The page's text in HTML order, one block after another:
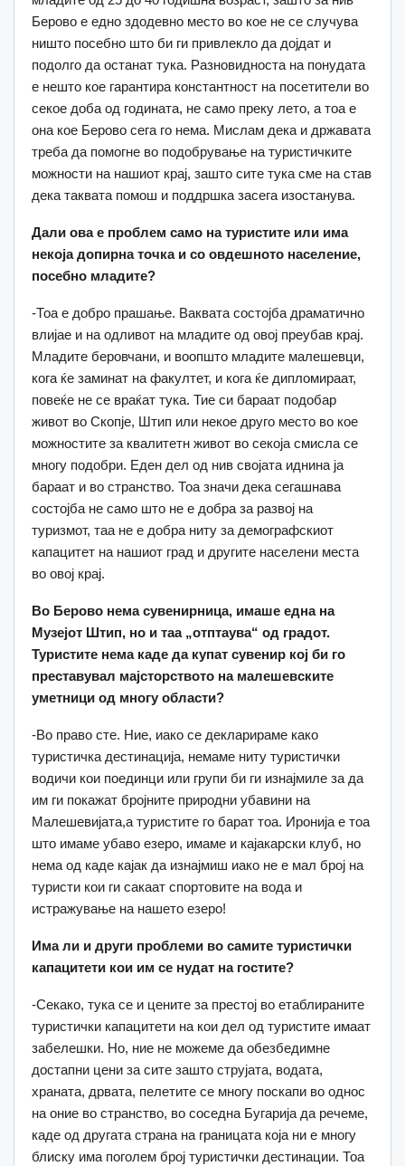
Берово е едно здодевно место во кое не се случува
ништо посебно што би ги привлекло да дојдат и
подолго да останат тука. Разновидноста на понудата
е нешто кое гарантира константност на посетители во
секое доба од годината, не само преку лето, а тоа е
она кое Берово сега го нема. Мислам дека и државата
треба да помогне во подобрување на туристичките
можности на нашиот крај, зашто сите тука сме на став
дека таквата помош и поддршка засега изостанува.
Дали ова е проблем само на туристите или има
некоја допирна точка и со овдешното население,
посебно младите?
-Тоа е добро прашање. Ваквата состојба драматично
влијае и на одливот на младите од овој преубав крај.
Младите беровчани, и воопшто младите малешевци,
кога ќе заминат на факултет, и кога ќе дипломираат,
повеќе не се враќат тука. Тие си бараат подобар
живот во Скопје, Штип или некое друго место во кое
можностите за квалитетн живот во секоја смисла се
многу подобри. Еден дел од нив својата иднина ја
бараат и во странство. Тоа значи дека сегашнава
состојба не само што не е добра за развој на
туризмот, таа не е добра ниту за демографскиот
капацитет на нашиот град и другите населени места
во овој крај.
Во Берово нема сувенирница, имаше една на
Музејот Штип, но и таа „отптаува“ од градот.
Туристите нема каде да купат сувенир кој би го
преставувал мајсторството на малешевските
уметници од многу области?
-Во право сте. Ние, иако се декларираме како
туристичка дестинација, немаме ниту туристички
водичи кои поединци или групи би ги изнајмиле за да
им ги покажат бројните природни убавини на
Малешевијата,а туристите го барат тоа. Иронија е тоа
што имаме убаво езеро, имаме и кајакарски клуб, но
нема од каде кајак да изнајмиш иако не е мал број на
туристи кои ги сакаат спортовите на вода и
истражување на нашето езеро!
Има ли и други проблеми во самите туристички
капацитети кои им се нудат на гостите?
-Секако, тука се и цените за престој во етаблираните
туристички капацитети на кои дел од туристите имаат
забелешки. Но, ние не можеме да обезбедимне
достапни цени за сите зашто струјата, водата,
храната, дрвата, пелетите се многу поскапи во однос
на оние во странство, во соседна Бугарија да речеме,
каде од другата страна на границата која ни е многу
блиску има поголем број туристички дестинации. Тоа